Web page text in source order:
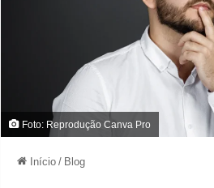
Foto: Reprodução Canva Pro
Início / Blog